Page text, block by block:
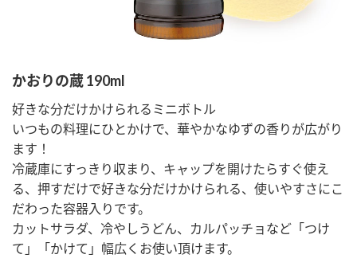
かおりの蔵 190ml
好きな分だけかけられるミニボトル
いつもの料理にひとかけで、華やかなゆずの香りが広がり
ます！
冷蔵庫にすっきり収まり、キャップを開けたらすぐ使え
る、押すだけで好きな分だけかけられる、使いやすさにこ
だわった容器入りです。
カットサラダ、冷やしうどん、カルパッチョなど「つけ
て」「かけて」幅広くお使い頂けます。